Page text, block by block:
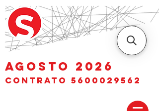
AGOSTO 2026
Contrato 5600029562